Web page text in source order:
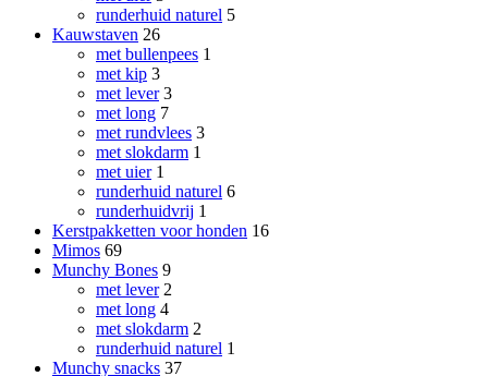
runderhuid naturel 5
Kauwstaven 26
met bullenpees 1
met kip 3
met lever 3
met long 7
met rundvlees 3
met slokdarm 1
met uier 1
runderhuid naturel 6
runderhuidvrij 1
Kerstpakketten voor honden 16
Mimos 69
Munchy Bones 9
met lever 2
met long 4
met slokdarm 2
runderhuid naturel 1
Munchy snacks 37